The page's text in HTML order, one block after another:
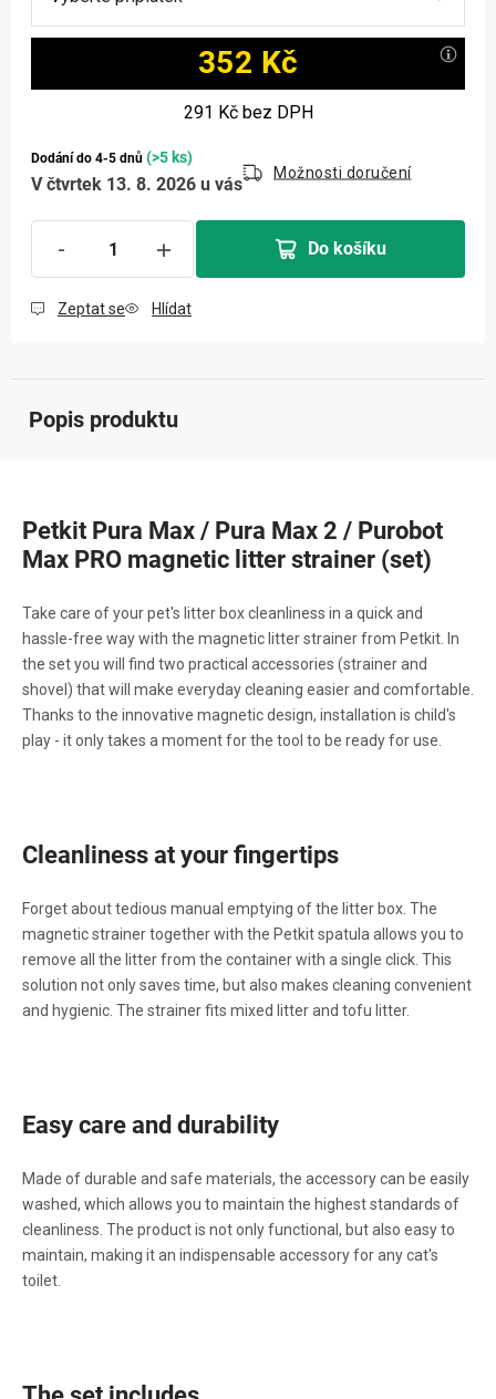
352 Kč
291 Kčbez DPH
Dodání do 4-5 dnů (>5 ks)
V čtvrtek 13. 8. 2026 u vás
Možnosti doručení
Do košíku
Zeptat se Hlídat
Popis produktu
Petkit Pura Max / Pura Max 2 / Purobot
Max PRO magnetic litter strainer (set)
Take care of your pet's litter box cleanliness in a quick and
hassle-free way with the magnetic litter strainer from Petkit. In
the set you will find two practical accessories (strainer and
shovel) that will make everyday cleaning easier and comfortable.
Thanks to the innovative magnetic design, installation is child's
play - it only takes a moment for the tool to be ready for use.
Cleanliness at your fingertips
Forget about tedious manual emptying of the litter box. The
magnetic strainer together with the Petkit spatula allows you to
remove all the litter from the container with a single click. This
solution not only saves time, but also makes cleaning convenient
and hygienic. The strainer fits mixed litter and tofu litter.
Easy care and durability
Made of durable and safe materials, the accessory can be easily
washed, which allows you to maintain the highest standards of
cleanliness. The product is not only functional, but also easy to
maintain, making it an indispensable accessory for any cat's
toilet.